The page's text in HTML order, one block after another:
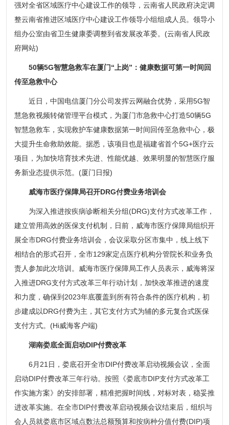
强对全省区域医疗中心建设工作的领导，云南省人民政府决定调
整云南省推进区域医疗中心建设工作领导小组组成人员。领导小
组办公室由省卫生健康委调整到省发展改革委。(云南省人民政
府网站)
50辆5G智慧急救车在厦门“上岗”：健康数据可第一时间回
传至急救中心
近日，中国电信厦门分公司发挥云网融合优势，采用5G智
慧急救视频转储管理平台模式，为厦门市急救中心打造50辆5G
智慧急救车，实现救护车健康数据第一时间回传至急救中心，极
大提升生命救助效能。据悉，该项目也是福建省首个5G+医疗云
项目，为加快培育技术先进、性能优越、效果明显的智慧医疗服
务新业态提供示范。(厦门日报)
威海市医疗保障局召开DRG付费业务培训会
为深入推进按疾病诊断相关分组(DRG)支付方式改革工作，
建立管用高效的医保支付机制，日前，威海市医疗保障局组织开
展全市DRG付费业务培训会，会议采取分区市集中，线上线下
相结合的形式召开，全市129家定点医疗机构分管院长和业务负
责人参加此次培训。威海市医疗保障局工作人员表示，威海将深
入推进DRG支付方式改革三年行动计划，加快改革推进的速度
和力度，确保到2023年底覆盖到所有符合条件的医疗机构，初
步建成以DRG付费为主，其它支付方式为辅的多元复合式医保
支付方式。(Hi威海客户端)
湖南娄底全面启动DIP付费改革
6月21日，娄底召开全市DIP付费改革启动视频会议，全面
启动DIP付费改革三年行动。按照《娄底市DIP支付方式改革工
作实施方案》的安排部署，精准把握时间线，对标对表，稳妥推
进改革实施。在全市DIP付费改革启动视频会议结束后，组织与
会人员就娄底市区域点数法总额预算和按病种分值付费(DIP)项